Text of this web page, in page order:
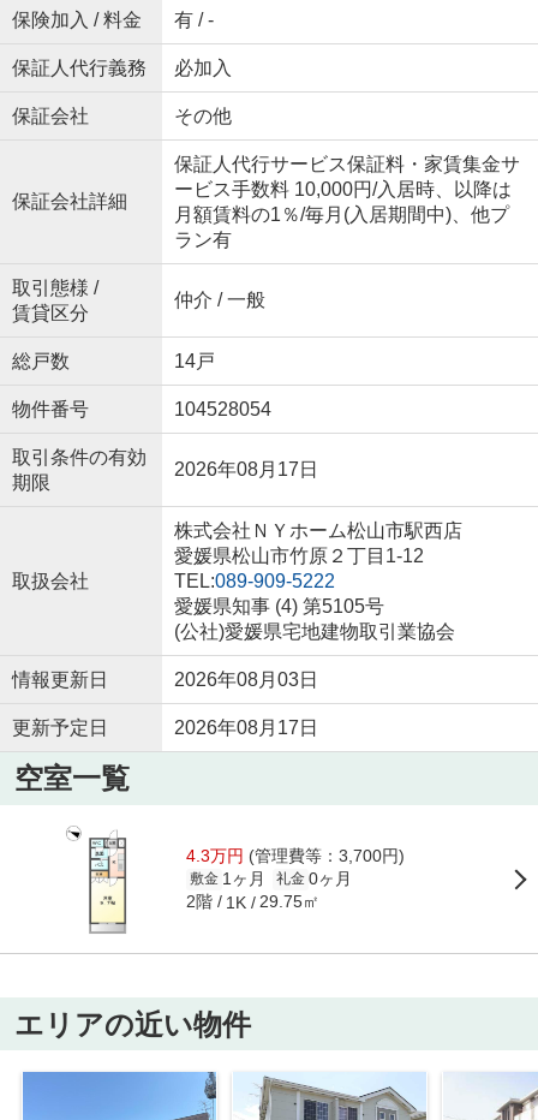
保険加入 / 料金 有 / -
保証人代行義務 必加入
保証会社 その他
保証会社詳細
保証人代行サービス保証料・家賃集金サ
ービス手数料 10,000円/入居時、以降は
月額賃料の1％/毎月(入居期間中)、他プ
ラン有
取引態様 /
賃貸区分
仲介 / 一般
総戸数 14戸
物件番号 104528054
取引条件の有効
期限
2026年08月17日
取扱会社
株式会社ＮＹホーム松山市駅西店
愛媛県松山市竹原２丁目1-12
TEL:089-909-5222
愛媛県知事 (4) 第5105号
(公社)愛媛県宅地建物取引業協会
情報更新日 2026年08月03日
更新予定日 2026年08月17日
空室一覧
4.3万円 (管理費等：3,700円)
敷金 1ヶ月 礼金 0ヶ月
2階 1K 29.75㎡
エリアの近い物件